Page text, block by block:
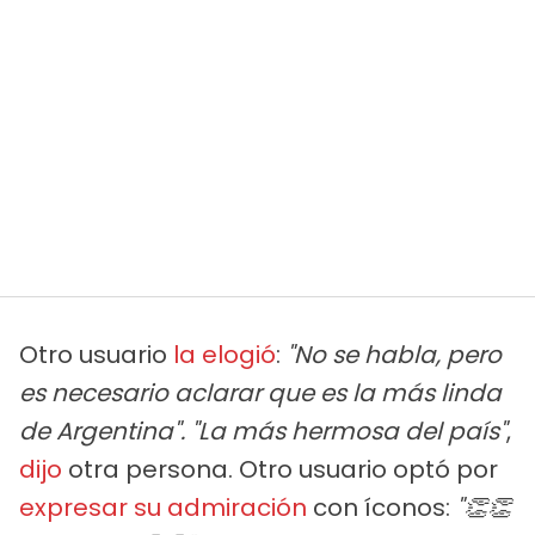
Otro usuario la elogió: "No se habla, pero
es necesario aclarar que es la más linda
de Argentina". "La más hermosa del país",
dijo otra persona. Otro usuario optó por
expresar su admiración con íconos: "👏👏